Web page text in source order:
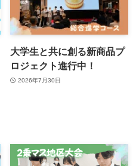
大学生と共に創る新商品プ
ロジェクト進行中！
2026年7月30日